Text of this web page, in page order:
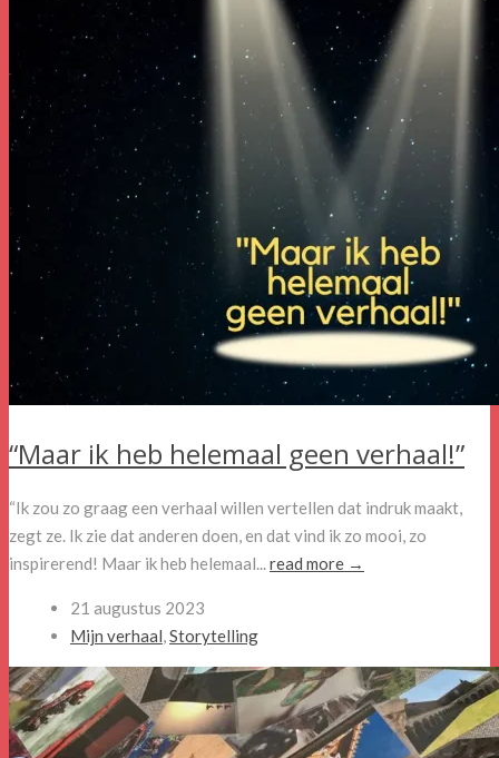
“Maar ik heb helemaal geen verhaal!”
“Ik zou zo graag een verhaal willen vertellen dat indruk maakt,
zegt ze. Ik zie dat anderen doen, en dat vind ik zo mooi, zo
inspirerend! Maar ik heb helemaal...read more →
21 augustus 2023
Mijn verhaal,Storytelling